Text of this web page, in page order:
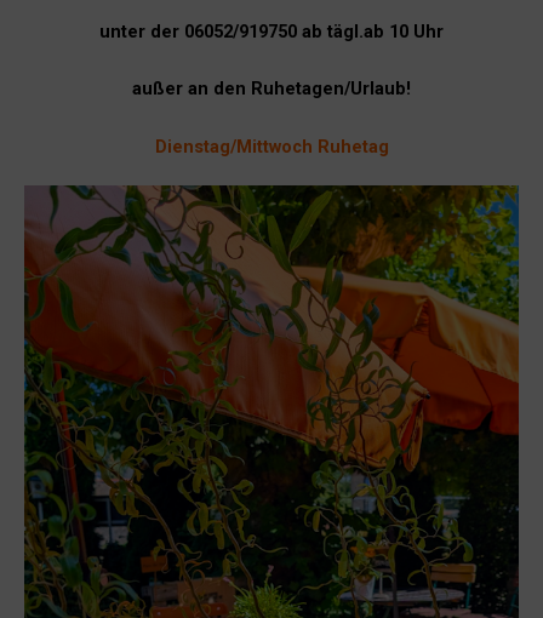
unter der 06052/919750 ab tägl.ab 10 Uhr
außer an den Ruhetagen/Urlaub!
Dienstag/Mittwoch Ruhetag